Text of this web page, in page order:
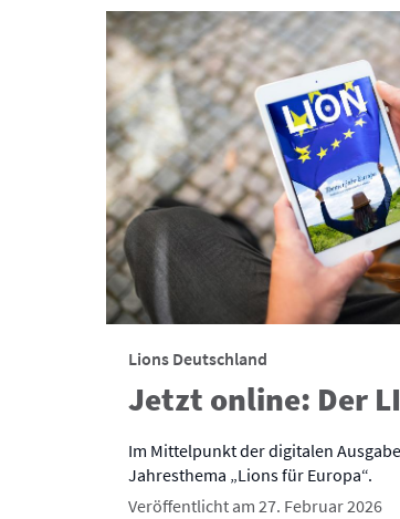
Lions Deutschland
Jetzt online: Der
Im Mittelpunkt der digitalen
Jahresthema „Lions für Europa“.
Veröffentlicht am 27. Februar 2026